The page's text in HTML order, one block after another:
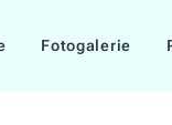
Fotogalerie